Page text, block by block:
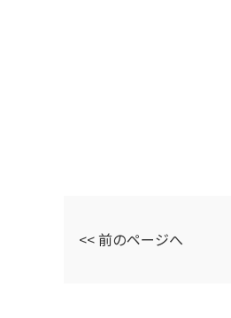
<< 前のページへ